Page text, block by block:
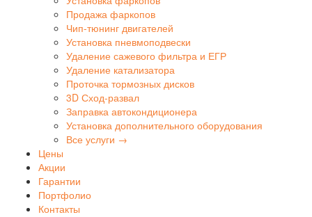
Продажа фаркопов
Чип-тюнинг двигателей
Установка пневмоподвески
Удаление сажевого фильтра и ЕГР
Удаление катализатора
Проточка тормозных дисков
3D Сход-развал
Заправка автокондиционера
Установка дополнительного оборудования
Все услуги →
Цены
Акции
Гарантии
Портфолио
Контакты